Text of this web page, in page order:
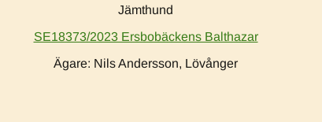
Jämthund
SE18373/2023 Ersbobäckens Balthazar
Ägare: Nils Andersson, Lövånger